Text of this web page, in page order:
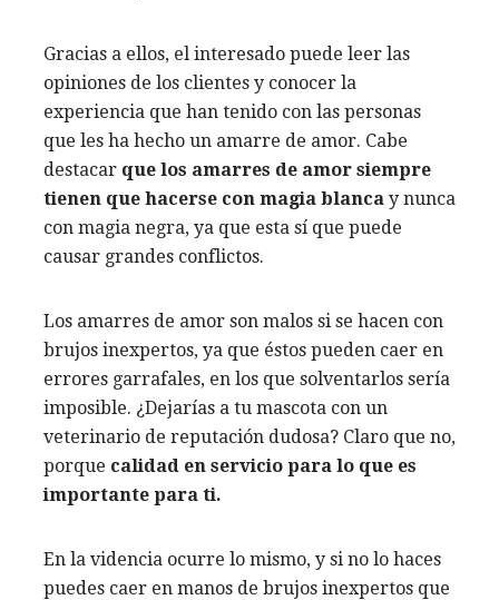
Gracias a ellos, el interesado puede leer las
opiniones de los clientes y conocer la
experiencia que han tenido con las personas
que les ha hecho un amarre de amor. Cabe
destacar que los amarres de amor siempre
tienen que hacerse con magia blanca y nunca
con magia negra, ya que esta sí que puede
causar grandes conflictos.
Los amarres de amor son malos si se hacen con
brujos inexpertos, ya que éstos pueden caer en
errores garrafales, en los que solventarlos sería
imposible. ¿Dejarías a tu mascota con un
veterinario de reputación dudosa? Claro que no,
porque calidad en servicio para lo que es
importante para ti.
En la videncia ocurre lo mismo, y si no lo haces
puedes caer en manos de brujos inexpertos que